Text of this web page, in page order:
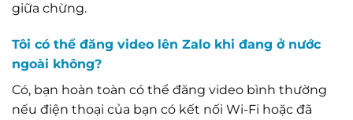
giữa chừng.
Tôi có thể đăng video lên Zalo khi đang ở nước
ngoài không?
Có, bạn hoàn toàn có thể đăng video bình thường
nếu điện thoại của bạn có kết nối Wi-Fi hoặc đã